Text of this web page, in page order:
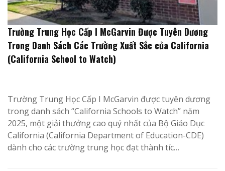
Trường Trung Học Cấp I McGarvin Được Tuyên Dương
Trong Danh Sách Các Trường Xuất Sắc của California
(California School to Watch)
Trường Trung Học Cấp I McGarvin được tuyên dương
trong danh sách “California Schools to Watch” năm
2025, một giải thưởng cao quý nhất của Bộ Giáo Dục
California (California Department of Education-CDE)
dành cho các trường trung học đạt thành tíc…